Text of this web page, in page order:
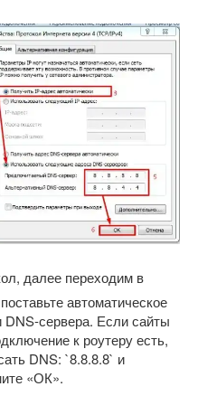
далее переходим в
автоматическое
DNS-сервера. Если сайты
к роутеру есть,
DNS: `8.8.8.8` и
«ОК».